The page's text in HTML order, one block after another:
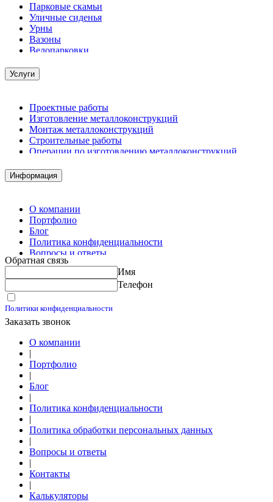
Парковые скамьи
Уличные сиденья
Урны
Вазоны
Велопарковки
Услуги
Проектные работы
Изготовление металлоконструкций
Монтаж металлоконструкций
Строительные работы
Операции по изготовлению металлоконструкций
Комплектация металлопроката
Изготовление винтовых свай
Информация
О компании
Портфолио
Блог
Политика конфиденциальности
Вопросы и ответы
Контакты
Обратная связь
Имя
Телефон
Политики конфиденциальности
Заказать звонок
О компании
|
Портфолио
|
Блог
|
Политика конфиденциальности
|
Политика обработки персональных данных
|
Вопросы и ответы
|
Контакты
|
Калькуляторы